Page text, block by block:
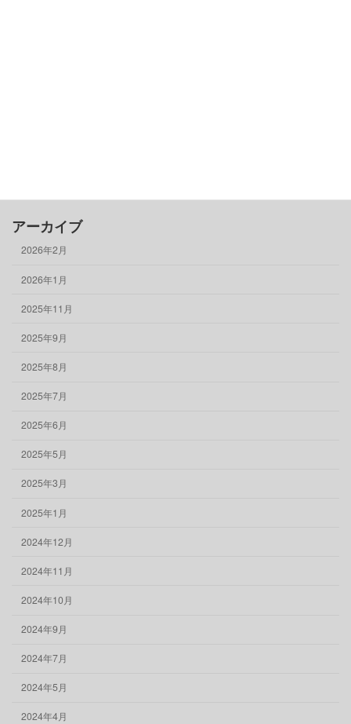
アーカイブ
2026年2月
2026年1月
2025年11月
2025年9月
2025年8月
2025年7月
2025年6月
2025年5月
2025年3月
2025年1月
2024年12月
2024年11月
2024年10月
2024年9月
2024年7月
2024年5月
2024年4月